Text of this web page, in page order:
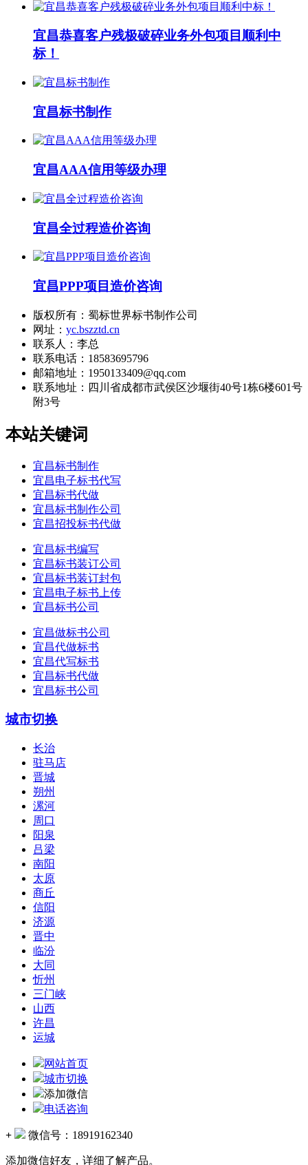
宜昌恭喜客户残极破碎业务外包项目顺利中
标！
宜昌标书制作
宜昌AAA信用等级办理
宜昌全过程造价咨询
宜昌PPP项目造价咨询
版权所有：蜀标世界标书制作公司
网址： yc.bszztd.cn
联系人：李总
联系电话：18583695796
邮箱地址：1950133409@qq.com
联系地址： 四川省成都市武侯区沙堰街40号1栋6楼601号
附3号
本站关键词
宜昌标书制作
宜昌电子标书代写
宜昌标书代做
宜昌标书制作公司
宜昌招投标书代做
宜昌标书编写
宜昌标书装订公司
宜昌标书装订封包
宜昌电子标书上传
宜昌标书公司
宜昌做标书公司
宜昌代做标书
宜昌代写标书
宜昌标书代做
宜昌标书公司
城市切换
长治
驻马店
晋城
朔州
漯河
周口
阳泉
吕梁
南阳
太原
商丘
信阳
济源
晋中
临汾
大同
忻州
三门峡
山西
许昌
运城
网站首页
城市切换
添加微信
电话咨询
+ 微信号： 18919162340
添加微信好友，详细了解产品。